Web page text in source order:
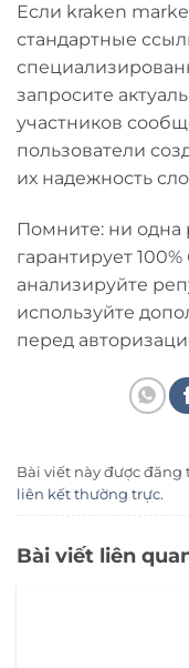
Если kraken
стандартные
запросите
участников
пользователи
их надежность
Помните: ни одна
гарантирует
анализируйте
используйте
перед
Bài viết này được đăng
liên kết thường trực.
Bài viết liên